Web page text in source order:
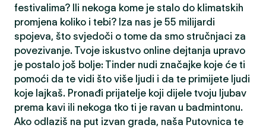
festivalima? Ili nekoga kome je stalo do klimatskih
promjena koliko i tebi? Iza nas je 55 milijardi
spojeva, što svjedoči o tome da smo stručnjaci za
povezivanje. Tvoje iskustvo online dejtanja upravo
je postalo još bolje: Tinder nudi značajke koje će ti
pomoći da te vidi što više ljudi i da te primijete ljudi
koje lajkaš. Pronađi prijatelje koji dijele tvoju ljubav
prema kavi ili nekoga tko ti je ravan u badmintonu.
Ako odlaziš na put izvan grada, naša Putovnica te